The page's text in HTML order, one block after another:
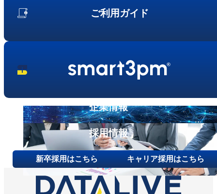
ご利用ガイド
企業情報
採用情報
新卒採用はこちら キャリア採用はこちら